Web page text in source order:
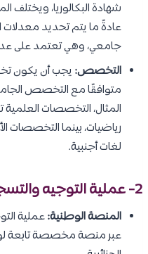
شهادة البكالوريا،
عادةً ما يتم تحديد
جامعي، وهي تعتمد على
التخصص: يجب أن يكون
متوافقًا مع التخصص
المثال، التخصصات العلمية
رياضيات، بينما التخصصات
لغات أجنبية.
2- عملية التوجيه والتسجيل:
المنصة الوطنية:عملية
عبر منصة مخصصة تابعة